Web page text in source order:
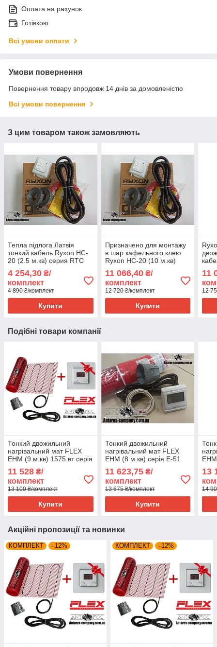
Оплата на рахунок
Готівкою
Всі умови оплати
Умови повернення
Повернення товару впродовж 14 днів за домовленістю
Всі умови повернення
З цим товаром також замовляють
Тепла підлога Латвія
тонкий кабель Ryxon HC-
20 (2.5 м.кв) серия RTC
4 254,30 ₴/
комплект
4 890 ₴/комплект
Купити
Призначено для монтажу
в шар кафельного клею
Ryxon HC-20 (10 м.кв)
11 066,40₴/
комплект
12 720 ₴/комплект
Купити
11
12
Подібні товари компанії
Тонкий двожильний
нагрівальний мат FLEX
EHM (9 м.кв) 1575 вт серія
Terneo SТ
11 528 ₴/
комплект
13 100 ₴/комплект
Купити
Тонкий двожильний
нагрівальний мат FLEX
EHM (8 м.кв) серія E-51
11 623,75₴/
комплект
13 675 ₴/комплект
Купити
13
14
Акційні пропозиції та новинки
КОМПЛЕКТ –12% КОМПЛЕКТ –12%